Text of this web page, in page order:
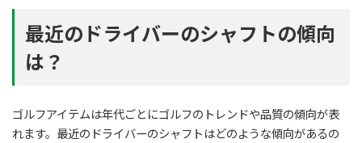
最近のドライバーのシャフトの傾向
は？
ゴルフアイテムは年代ごとにゴルフのトレンドや品質の傾向が表
れます。最近のドライバーのシャフトはどのような傾向があるの